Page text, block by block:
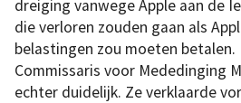
dreiging vanwege Apple aan de
die verloren zouden gaan als
belastingen zou moeten betalen.
Commissaris voor Mededinging
echter duidelijk. Ze verklaarde